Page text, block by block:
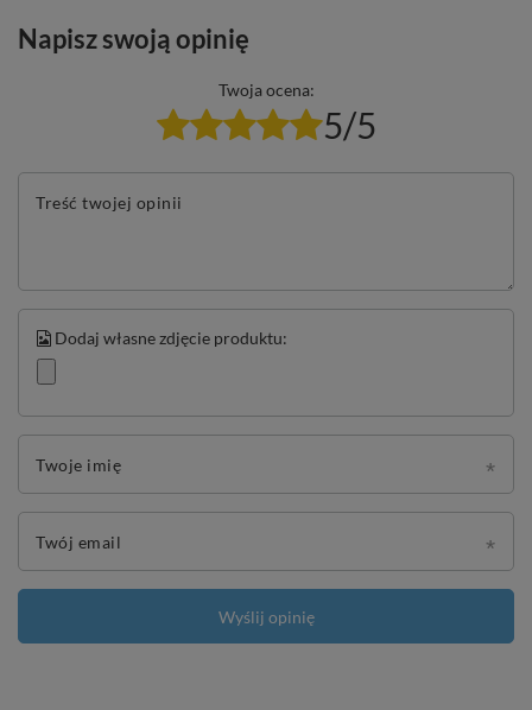
Napisz swoją opinię
Twoja ocena:
5/5
Treść twojej opinii
Dodaj własne zdjęcie produktu:
Twoje imię
Twój email
Wyślij opinię